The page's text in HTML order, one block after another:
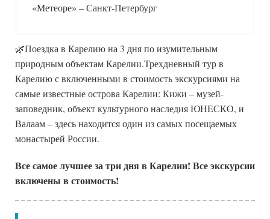
«Метеоре» – Санкт-Петербург
🌿Поездка в Карелию на 3 дня по изумительным
природным объектам Карелии.Трехдневный тур в
Карелию с включенными в стоимость экскурсиями на
самые известные острова Карелии: Кижи – музей-
заповедник, объект культурного наследия ЮНЕСКО, и
Валаам – здесь находится один из самых посещаемых
монастырей России.
Все самое лучшее за три дня в Карелии! Все экскурсии
включены в стоимость!